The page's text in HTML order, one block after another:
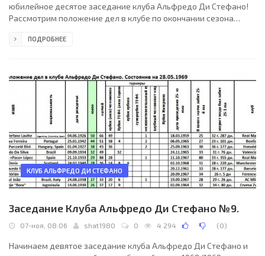
юбилейное десятое заседание клуба Альфредо Ди Стефано!
Рассмотрим положение дел в клубе по окончании сезона
Эйсебио. Бомбардир был в ударе, забив 4 гола в 4-х
Стефано и Пушкашем, но по количеству голов всё дальше
отдалялся от Пушкаша и всё больше приближался к великому
ПОДРОБНЕЕ
КЛУБ АЛЬФРЕДО ДИ СТЕФАНО
Заседание Клуба Альфредо Ди Стефано №9.
07-ноя, 08:06 shat1980 0 4 294 (0)
Начинаем девятое заседание клуба Альфредо Ди Стефано и